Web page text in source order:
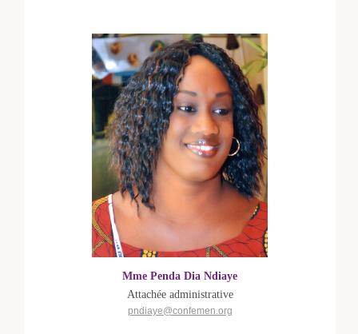
Mme Penda Dia Ndiaye
Attachée administrative
pndiaye@confemen.org